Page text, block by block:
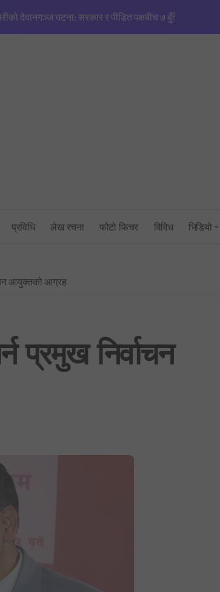
देवानगञ्ज घटना: सरकार र पीडित पक्षबीच ७ बुँदे सहमति,
अरबिन्द साहविरुद्ध फेसबुकमा आक्रामक पोष्ट गर्ने अन्सारी पक्राउ
सचिवालयबाटै अर्थ मन्त्रालय ओझेलमा: बालेन र
विश्वकप २०२६: उपाधिसँगै व्यक्तिगत अवार्डमा पनि स्पेनको
१ देखि लागू हुने गरी शैक्षिक, उपचार र सेयर कारोबारसहित विभिन्न
प्रविधि लेख रचना फोटो फिचर विविध भिडियो
आयुक्तको आग्रह
प्रमुख निर्वाचन